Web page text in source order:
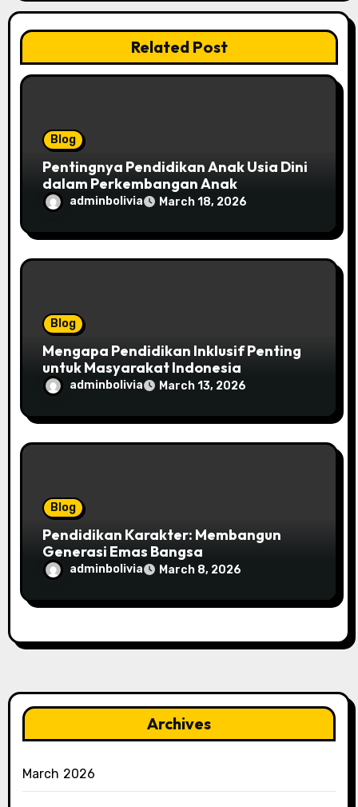
o
n
Related Post
Blog
Pentingnya Pendidikan Anak Usia Dini
dalam Perkembangan Anak
adminbolivia March 18, 2026
Blog
Mengapa Pendidikan Inklusif Penting
untuk Masyarakat Indonesia
adminbolivia March 13, 2026
Blog
Pendidikan Karakter: Membangun
Generasi Emas Bangsa
adminbolivia March 8, 2026
Archives
March 2026